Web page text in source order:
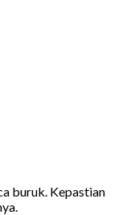
buruk. Kepastian